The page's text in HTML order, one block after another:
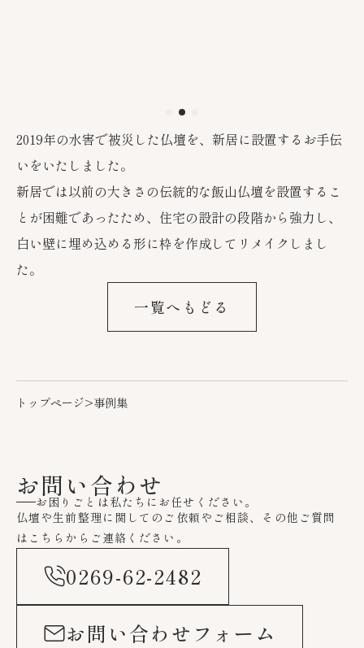
2019年の水害で被災した仏壇を、新居に設置するお手伝
いをいたしました。
新居では以前の大きさの伝統的な飯山仏壇を設置するこ
とが困難であったため、住宅の設計の段階から強力し、
白い壁に埋め込める形に枠を作成してリメイクしまし
た。
一覧へもどる
トップページ>事例集
お問い合わせ
お困りごとは私たちにお任せください。
仏壇や生前整理に関してのご依頼やご相談、その他ご質問
はこちらからご連絡ください。
0269-62-2482
お問い合わせフォーム